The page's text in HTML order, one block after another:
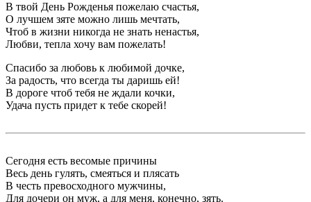
В твой День Рожденья пожелаю счастья,
О лучшем зяте можно лишь мечтать,
Чтоб в жизни никогда не знать ненастья,
Любви, тепла хочу вам пожелать!
Спасибо за любовь к любимой дочке,
За радость, что всегда ты даришь ей!
В дороге чтоб тебя не ждали кочки,
Удача пусть придет к тебе скорей!
Сегодня есть весомые причины
Весь день гулять, смеяться и плясать
В честь превосходного мужчины,
Для дочери он муж, а для меня, конечно, зять.